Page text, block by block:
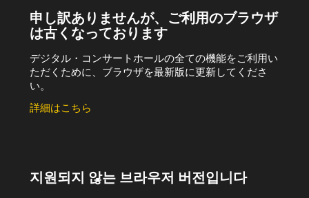
申し訳ありませんが、ご利用のブラウザ
は古くなっております
デジタル・コンサートホールの全ての機能をご利用い
ただくために、ブラウザを最新版に更新してくださ
い。
詳細はこちら
지원되지 않는 브라우저 버전입니다